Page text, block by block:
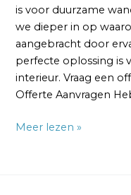
is voor duurzame
we dieper in op
aangebracht door
perfecte oplossing is
interieur. Vraag een
Offerte Aanvragen
Meer lezen »